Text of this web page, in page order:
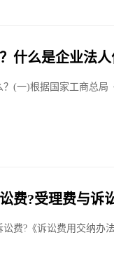
什么是企业法人
(一)根据国家工商总局
费?受理费与诉
费?《诉讼费用交纳办